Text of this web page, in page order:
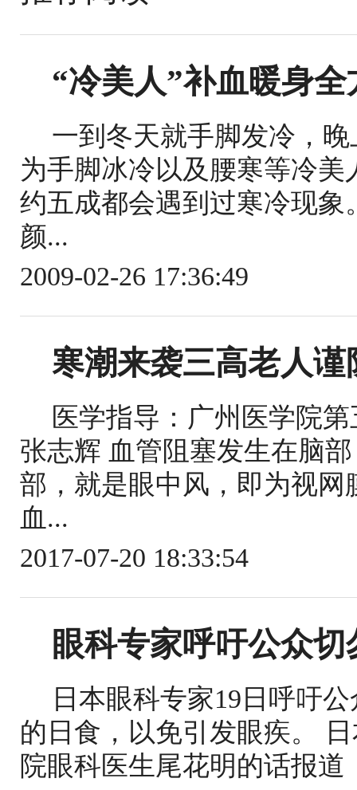
“冷美人”补血暖身全
一到冬天就手脚发冷，
为手脚冰冷以及腰寒等冷
约五成都会遇到过寒冷现
颜...
2009-02-26 17:36:49
寒潮来袭三高老人
医学指导：广州医学院
张志辉 血管阻塞发生在脑
部，就是眼中风，即为视
血...
2017-07-20 18:33:54
眼科专家呼吁公众
日本眼科专家19日呼吁
的日食，以免引发眼疾。
院眼科医生尾花明的话报